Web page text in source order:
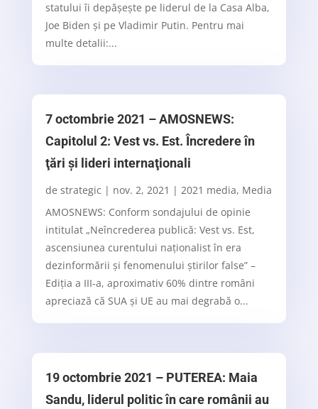
statului îi depășește pe liderul de la Casa Alba,
Joe Biden și pe Vladimir Putin. Pentru mai
multe detalii:...
7 octombrie 2021 – AMOSNEWS:
Capitolul 2: Vest vs. Est. Încredere în
ţări şi lideri internaţionali
de strategic | nov. 2, 2021 | 2021 media, Media
AMOSNEWS: Conform sondajului de opinie
intitulat „Neîncrederea publică: Vest vs. Est,
ascensiunea curentului naţionalist în era
dezinformării şi fenomenului ştirilor false” –
Ediţia a III-a, aproximativ 60% dintre români
apreciază că SUA şi UE au mai degrabă o...
19 octombrie 2021 – PUTEREA: Maia
Sandu, liderul politic în care românii au